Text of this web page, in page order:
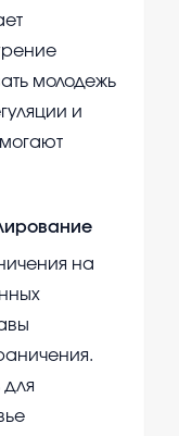
молодежь
и
на
для